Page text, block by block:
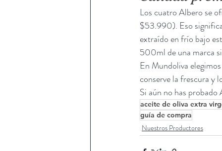
Los cuatro Albero se
$53.990). Eso
extraído en frío bajo
500ml de una marca
En Mundoliva
conserve la frescura y
Si aún no has
aceite de oliva extra
guía de compra
Nuestros Productores